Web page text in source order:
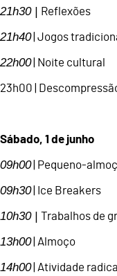
21h30 | Reflexões
21h40| Jogos
22h00| Noite cultural
23h00 |
Sábado, 1 de junho
09h00| Pequeno-
09h30| Ice Breakers
10h30 | Trabalhos de
13h00| Almoço
14h00| Atividade radical